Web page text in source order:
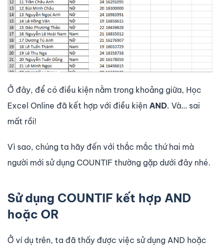
Ở đây, để có điều kiện nằm trong khoảng giữa, Học
Excel Online đã kết hợp với điều kiện AND. Và… sai
mất rồi!
Vì sao, chúng ta hãy đến với thắc mắc thứ hai mà
người mới sử dụng COUNTIF thường gặp dưới đây nhé.
Sử dụng COUNTIF kết hợp AND
hoặc OR
Ở ví dụ trên, ta đã thấy được việc sử dụng AND hoặc